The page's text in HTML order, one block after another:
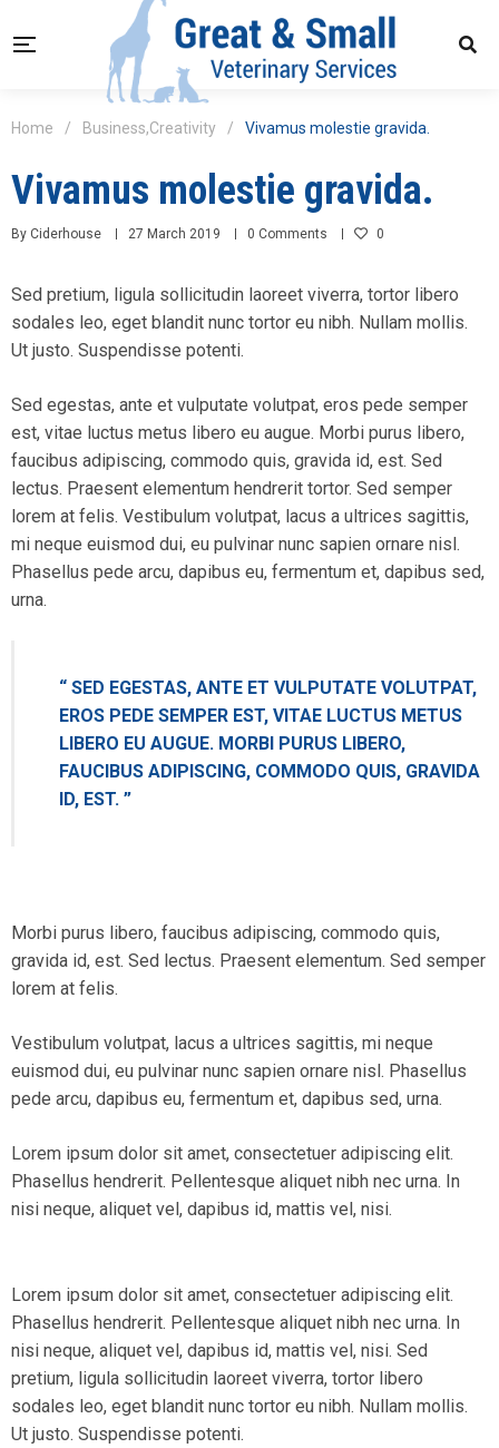
Home / Business,Creativity / Vivamus molestie gravida.
Vivamus molestie gravida.
By Ciderhouse 27 March 2019 0 Comments 0
Sed pretium, ligula sollicitudin laoreet viverra, tortor libero
sodales leo, eget blandit nunc tortor eu nibh. Nullam mollis.
Ut justo. Suspendisse potenti.
Sed egestas, ante et vulputate volutpat, eros pede semper
est, vitae luctus metus libero eu augue. Morbi purus libero,
faucibus adipiscing, commodo quis, gravida id, est. Sed
lectus. Praesent elementum hendrerit tortor. Sed semper
lorem at felis. Vestibulum volutpat, lacus a ultrices sagittis,
mi neque euismod dui, eu pulvinar nunc sapien ornare nisl.
Phasellus pede arcu, dapibus eu, fermentum et, dapibus sed,
urna.
“ SED EGESTAS, ANTE ET VULPUTATE VOLUTPAT,
EROS PEDE SEMPER EST, VITAE LUCTUS METUS
LIBERO EU AUGUE. MORBI PURUS LIBERO,
FAUCIBUS ADIPISCING, COMMODO QUIS, GRAVIDA
ID, EST. ”
Morbi purus libero, faucibus adipiscing, commodo quis,
gravida id, est. Sed lectus. Praesent elementum. Sed semper
lorem at felis.
Vestibulum volutpat, lacus a ultrices sagittis, mi neque
euismod dui, eu pulvinar nunc sapien ornare nisl. Phasellus
pede arcu, dapibus eu, fermentum et, dapibus sed, urna.
Lorem ipsum dolor sit amet, consectetuer adipiscing elit.
Phasellus hendrerit. Pellentesque aliquet nibh nec urna. In
nisi neque, aliquet vel, dapibus id, mattis vel, nisi.
Lorem ipsum dolor sit amet, consectetuer adipiscing elit.
Phasellus hendrerit. Pellentesque aliquet nibh nec urna. In
nisi neque, aliquet vel, dapibus id, mattis vel, nisi. Sed
pretium, ligula sollicitudin laoreet viverra, tortor libero
sodales leo, eget blandit nunc tortor eu nibh. Nullam mollis.
Ut justo. Suspendisse potenti.